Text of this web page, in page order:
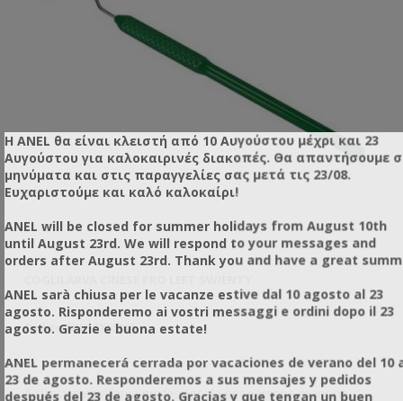
Codice SKU: SY6500L
Il classico coglilarva professionale per persone mancine.
Η ANEL θα είναι κλειστή από 10 Αυγούστου μέχρι και 23
Αυγούστου για καλοκαιρινές διακοπές. Θα απαντήσουμε
μηνύματα και στις παραγγελίες σας μετά τις 23/08.
Ευχαριστούμε και καλό καλοκαίρι!
ANEL will be closed for summer holidays from August 10th
until August 23rd. We will respond to your messages and
orders after August 23rd. Thank you and have a great
ANEL sarà chiusa per le vacanze estive dal 10 agosto al 23
agosto. Risponderemo ai vostri messaggi e ordini dopo il 23
agosto. Grazie e buona estate!
ANEL permanecerá cerrada por vacaciones de verano del 10
23 de agosto. Responderemos a sus mensajes y pedidos
después del 23 de agosto. Gracias y que tengan un buen